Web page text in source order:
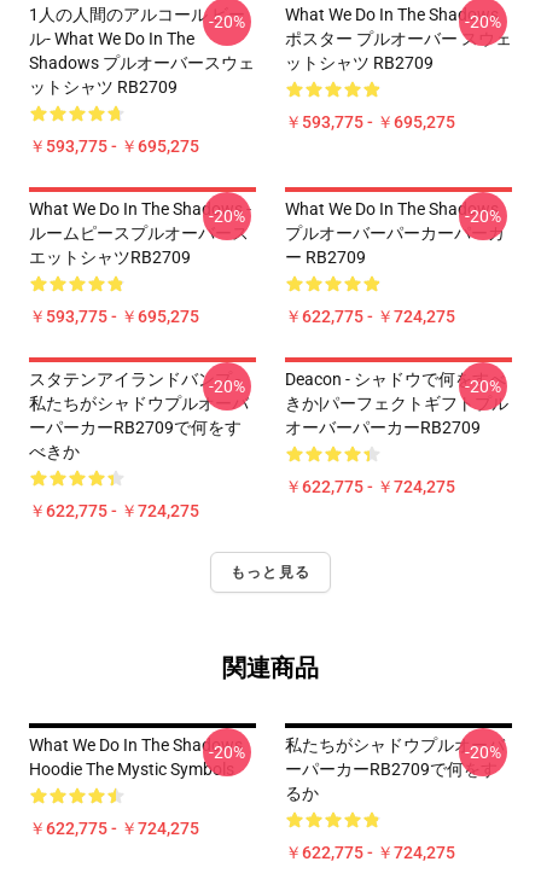
1人の人間のアルコール ビー
ル- What We Do In The
Shadows プルオーバースウェ
ットシャツ RB2709
￥593,775 - ￥695,275
-20%
What We Do In The Shadows
ポスター プルオーバー スウェ
ットシャツ RB2709
￥593,775 - ￥695,275
-20%
What We Do In The Shadows -
ルームピースプルオーバース
エットシャツRB2709
￥593,775 - ￥695,275
-20%
What We Do In The Shadows
プルオーバーパーカーパーカ
ー RB2709
￥622,775 - ￥724,275
-20%
スタテンアイランドバンプ -
私たちがシャドウプルオーバ
ーパーカーRB2709で何をす
べきか
￥622,775 - ￥724,275
-20%
Deacon - シャドウで何をすべ
きか|パーフェクトギフトプル
オーバーパーカーRB2709
￥622,775 - ￥724,275
-20%
もっと見る
関連商品
What We Do In The Shadows
Hoodie The Mystic Symbols
￥622,775 - ￥724,275
-20%
私たちがシャドウプルオーバ
ーパーカーRB2709で何をす
るか
￥622,775 - ￥724,275
-20%